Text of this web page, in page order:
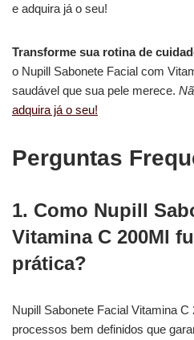
e adquira já o seu!
Transforme sua rotina de
o Nupill Sabonete Facial com
saudável que sua pele merece.
adquira já o seu!
Perguntas
1. Como Nupill
Vitamina C 200Ml
prática?
Nupill Sabonete Facial Vitamina
processos bem definidos que